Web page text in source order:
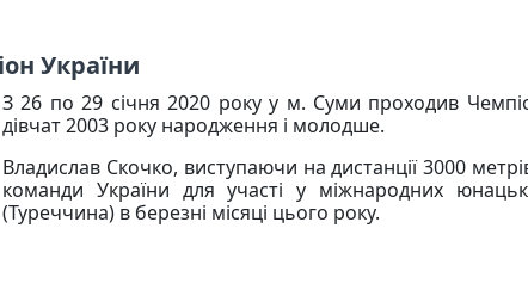
України
З 26 по 29 січня 2020 року у м. Суми проходив
дівчат 2003 року народження і молодше.
Владислав Скочко, виступаючи на дистанції 3000
команди України для участі у міжнародних
(Туреччина) в березні місяці цього року.